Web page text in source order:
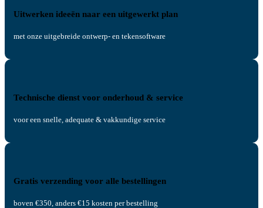
Uitwerken ideeën naar een uitgewerkt plan
met onze uitgebreide ontwerp- en tekensoftware
Technische dienst voor onderhoud & service
voor een snelle, adequate & vakkundige service
Gratis verzending voor alle bestellingen
boven €350, anders €15 kosten per bestelling